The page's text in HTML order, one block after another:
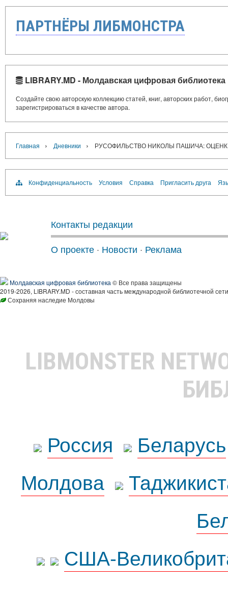
ПАРТНЁРЫ ЛИБМОНСТРА
LIBRARY.MD - Молдавская цифровая библиотека
Создайте свою авторскую коллекцию статей, книг, авторских работ,
зарегистрироваться в качестве автора.
Главная › Дневники › РУСОФИЛЬСТВО НИКОЛЫ ПАШИЧА:
Конфиденциальность Условия Справка Пригласить друга
Контакты редакции
О проекте · Новости · Реклама
Молдавская цифровая библиотека © Все права защищены
2019-2026, LIBRARY.MD - составная часть международной библиотечной
Сохраняя наследие Молдовы
LIBMONSTER
Россия
Беларусь
Молдова
США-